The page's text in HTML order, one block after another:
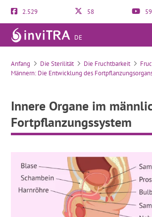
2.529 58 59
DE
Innere Organe im männlichen Fortpflanzungssystem
Anfang Die Sterilität Die Fruchtbarkeit
Männern: Die Entwicklung des
Innere Organe im
Fortpflanzungssystem